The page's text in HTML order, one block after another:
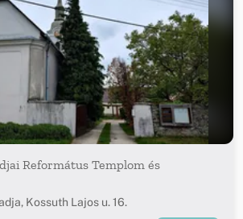
Református Templom és
Kossuth Lajos u. 16.